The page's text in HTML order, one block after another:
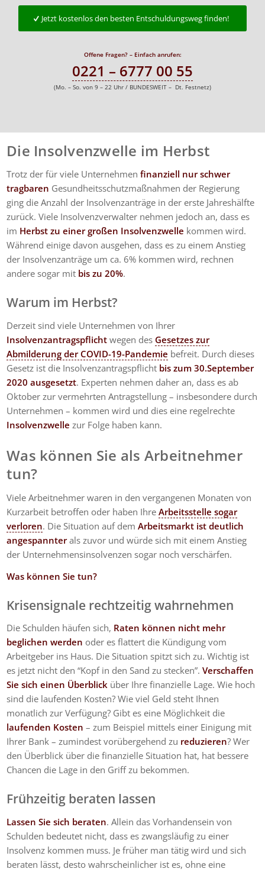
Jetzt kostenlos den besten Entschuldungsweg finden!
Offene Fragen? – Einfach anrufen:
0221 – 6777 00 55
(Mo. – So. von 9 – 22 Uhr / BUNDESWEIT – Dt. Festnetz)
Die Insolvenzwelle im Herbst
Trotz der für viele Unternehmenfinanziell nur schwer
tragbaren Gesundheitsschutzmaßnahmen der Regierung
ging die Anzahl der Insolvenzanträge in der erste Jahreshälfte
zurück. Viele Insolvenzverwalter nehmen jedoch an, dass es
im Herbst zu einer großen Insolvenzwelle kommen wird.
Während einige davon ausgehen, dass es zu einem Anstieg
der Insolvenzanträge um ca. 6% kommen wird, rechnen
andere sogar mit bis zu 20%.
Warum im Herbst?
Derzeit sind viele Unternehmen von Ihrer
Insolvenzantragspflichtwegen des Gesetzes zur
Abmilderung der COVID-19-Pandemie befreit. Durch dieses
Gesetz ist die Insolvenzantragspflicht bis zum 30.September
2020 ausgesetzt. Experten nehmen daher an, dass es ab
Oktober zur vermehrten Antragstellung – insbesondere durch
Unternehmen – kommen wird und dies eine regelrechte
Insolvenzwellezur Folge haben kann.
Was können Sie als Arbeitnehmer
tun?
Viele Arbeitnehmer waren in den vergangenen Monaten von
Kurzarbeit betroffen oder haben IhreArbeitsstelle sogar
verloren. Die Situation auf dem Arbeitsmarkt ist deutlich
angespannterals zuvor und würde sich mit einem Anstieg
der Unternehmensinsolvenzen sogar noch verschärfen.
Was können Sie tun?
Krisensignale rechtzeitig wahrnehmen
Die Schulden häufen sich, Raten können nicht mehr
beglichen werden oder es flattert die Kündigung vom
Arbeitgeber ins Haus. Die Situation spitzt sich zu. Wichtig ist
es jetzt nicht den “Kopf in den Sand zu stecken”.Verschaffen
Sie sich einen Überblick über Ihre finanzielle Lage. Wie hoch
sind die laufenden Kosten? Wie viel Geld steht Ihnen
monatlich zur Verfügung? Gibt es eine Möglichkeit die
laufenden Kosten – zum Beispiel mittels einer Einigung mit
Ihrer Bank – zumindest vorübergehend zu reduzieren? Wer
den Überblick über die finanzielle Situation hat, hat bessere
Chancen die Lage in den Griff zu bekommen.
Frühzeitig beraten lassen
Lassen Sie sich beraten. Allein das Vorhandensein von
Schulden bedeutet nicht, dass es zwangsläufig zu einer
Insolvenz kommen muss. Je früher man tätig wird und sich
beraten lässt, desto wahrscheinlicher ist es, ohne eine